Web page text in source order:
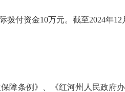
付资金10万元。截至2024年
障条例》、《红河州人民政府